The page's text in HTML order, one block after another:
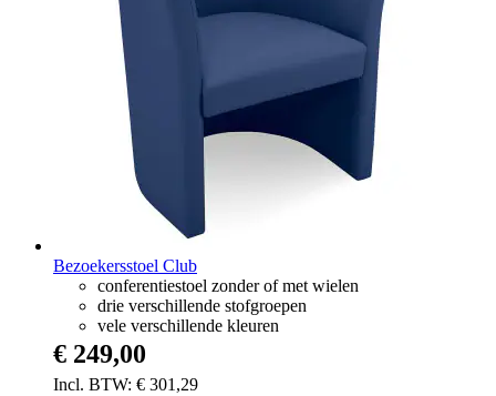
Bezoekersstoel Club
conferentiestoel zonder of met wielen
drie verschillende stofgroepen
vele verschillende kleuren
€ 301,29
€ 249,00